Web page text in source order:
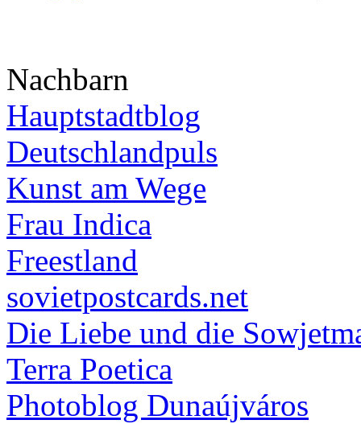
Nachbarn
Hauptstadtblog
Deutschlandpuls
Kunst am Wege
Frau Indica
Freestland
sovietpostcards.net
Die Liebe und die
Terra Poetica
Photoblog Dunaújváros